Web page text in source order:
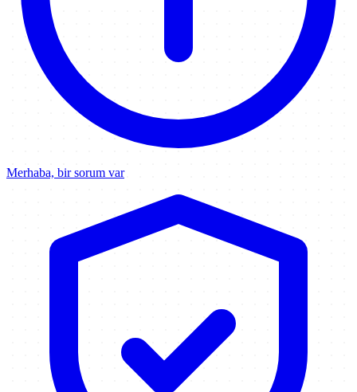
Merhaba, bir sorum var